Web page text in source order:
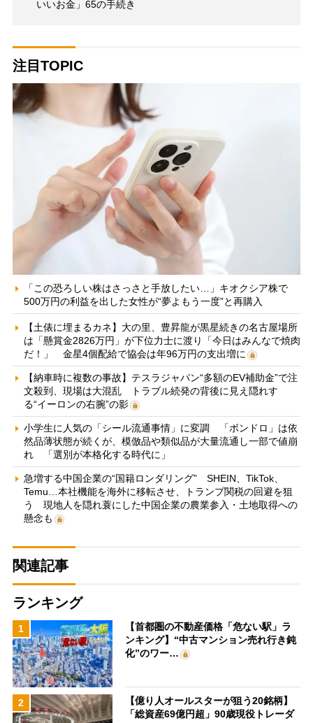
いいお金」65の手続き
注目TOPIC
「この恐ろしい株はさっさと手放したい…」キオクシア株で
500万円の利益を出した女性が“夢よもう一度”と再購入
【土俵に埋まるカネ】大の里、豊昇龍が黒星続きの名古屋場所
は「懸賞金2826万円」が下位力士に渡り「今日はみんなで焼肉
だ！」 金星4個配給で協会は年96万円の支出増に
【納車時に複数の事故】テスラジャパン“多額のEV補助金”で注
文殺到、現場は大混乱 トラブル続発の背後に見え隠れす
る“イーロンの右腕”の影
小学生に人気の「シール流通事情」に変調 「ボンドロ」は依
然品薄状態が続くが、模倣品や類似品が大量流通し一部で値崩
れ 「選別が本格化する時代に」
急増する中国企業の“国籍ロンダリング” SHEIN、TikTok、
Temu…本社機能を海外に移転させ、トランプ関税の回避を狙
う 現地人を隠れ蓑にした中国企業の農業参入・土地取得への
懸念も
関連記事
ランキング
1
【首都圏の不動産価格「危ない駅」ラ
ンキング】“中古マンション売れ行き鈍
化”のワー…
2
【億り人オールスターが狙う20銘柄】
「総資産69億円超」90歳現役トレーダ